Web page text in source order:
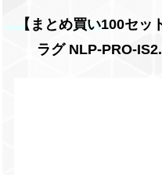
【まとめ買い100セ
ラグ NLP-PRO-